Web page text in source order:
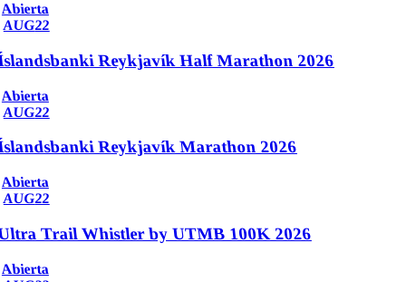
Abierta
AUG22
Reykjavík Half Marathon 2026
Abierta
AUG22
Reykjavík Marathon 2026
Abierta
AUG22
Trail Whistler by UTMB 100K 2026
Abierta